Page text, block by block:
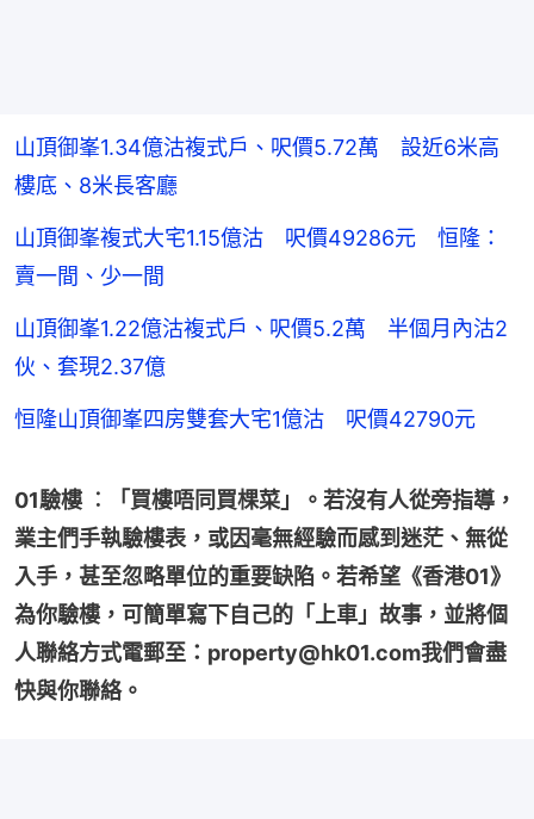
山頂御峯1.34億沽複式戶、呎價5.72萬 設近6米高
樓底、8米長客廳
山頂御峯複式大宅1.15億沽 呎價49286元 恒隆：
賣一間、少一間
山頂御峯1.22億沽複式戶、呎價5.2萬 半個月內沽2
伙、套現2.37億
恒隆山頂御峯四房雙套大宅1億沽 呎價42790元
01驗樓 ︰「買樓唔同買棵菜」。若沒有人從旁指導，
業主們手執驗樓表，或因毫無經驗而感到迷茫、無從
入手，甚至忽略單位的重要缺陷。若希望《香港01》
為你驗樓，可簡單寫下自己的「上車」故事，並將個
人聯絡方式電郵至：property@hk01.com我們會盡
快與你聯絡。